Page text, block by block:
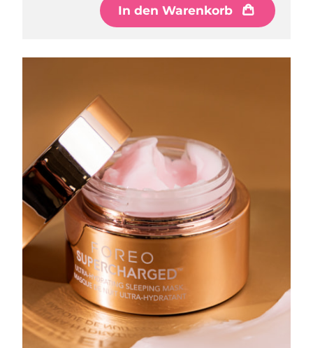
In den Warenkorb
In den Warenkorb